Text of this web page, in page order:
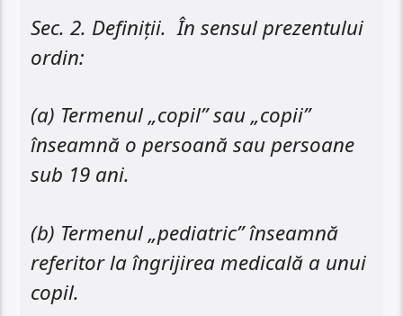
Sec. 2. Definiții. În sensul prezentului
ordin:
(a) Termenul „copil” sau „copii”
înseamnă o persoană sau persoane
sub 19 ani.
(b) Termenul „pediatric” înseamnă
referitor la îngrijirea medicală a unui
copil.